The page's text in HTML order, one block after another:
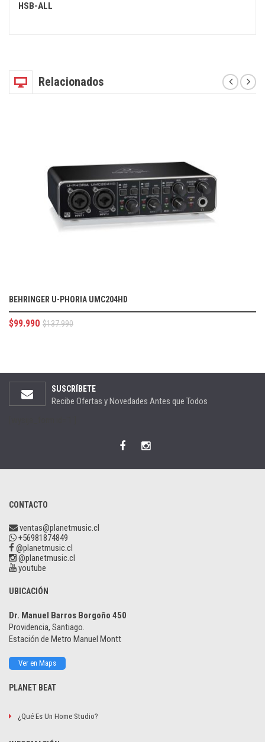
HSB-ALL
Relacionados
BEHRINGER U-PHORIA UMC204HD
$137.990
$99.990
SUSCRÍBETE
Recibe Ofertas y Novedades Antes que Todos
CONTACTO
ventas@planetmusic.cl
+56981874849
@planetmusic.cl
@planetmusic.cl
youtube
UBICACIÓN
Dr. Manuel Barros Borgoño 450
Providencia, Santiago.
Estación de Metro Manuel Montt
Ver en Maps
PLANET BEAT
¿Qué Es Un Home Studio?